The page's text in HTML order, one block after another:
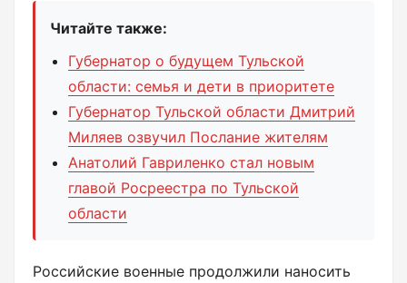
Читайте также:
Губернатор о будущем Тульской
области: семья и дети в приоритете
Губернатор Тульской области Дмитрий
Миляев озвучил Послание жителям
Анатолий Гавриленко стал новым
главой Росреестра по Тульской
области
Российские военные продолжили наносить